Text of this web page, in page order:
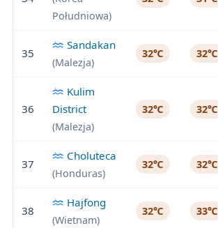
Południowa)
35
Sandakan
(Malezja)
32℃ 32℃
36
Kulim
District
(Malezja)
32℃ 32℃
37
Choluteca
(Honduras)
32℃ 32℃
38
Hajfong
(Wietnam)
32℃ 33℃